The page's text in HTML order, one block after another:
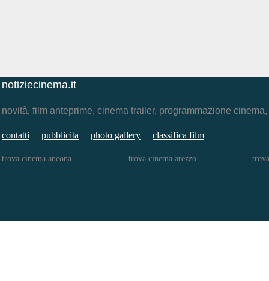
notiziecinema.it
novità, film anteprime, cinema trailer, programmazione
contatti pubblicita photo gallery classifica film
trova cinema ancona trova cinema arezzo